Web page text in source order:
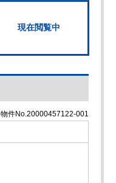
現在閲覧中
物件No.20000457122-001